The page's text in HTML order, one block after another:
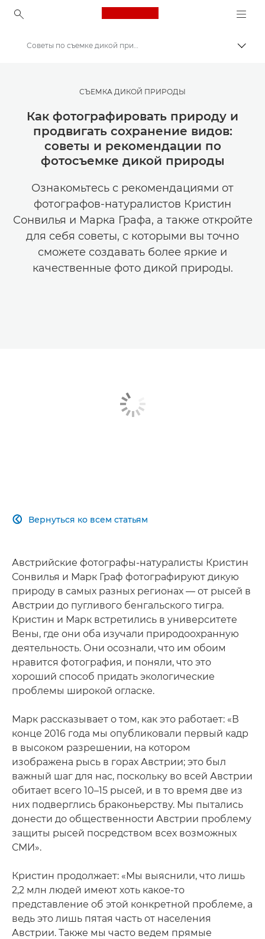
Canon Logo, back to
Мастерская творчества | Советы по фотографии и печати и руководства для покупателей
Советы и технические приемы по фотографии и печати
Советы по съемке дикой природы
СЪЕМКА ДИКОЙ ПРИРОДЫ
Как фотографировать природу и
продвигать сохранение видов:
советы и рекомендации по
фотосъемке дикой природы
Ознакомьтесь с рекомендациями от
фотографов-натуралистов Кристин
Сонвилья и Марка Графа, а также откройте
для себя советы, с которыми вы точно
сможете создавать более яркие и
качественные фото дикой природы.
Вернуться ко всем статьям

Австрийские фотографы-натуралисты Кристин
Сонвилья и Марк Граф фотографируют дикую
природу в самых разных регионах — от рысей в
Австрии до пугливого бенгальского тигра.
Кристин и Марк встретились в университете
Вены, где они оба изучали природоохранную
деятельность. Они осознали, что им обоим
нравится фотография, и поняли, что это
хороший способ придать экологические
проблемы широкой огласке.
Марк рассказывает о том, как это работает: «В
конце 2016 года мы опубликовали первый кадр
в высоком разрешении, на котором
изображена рысь в горах Австрии; это был
важный шаг для нас, поскольку во всей Австрии
обитает всего 10–15 рысей, и в то время две из
них подверглись браконьерству. Мы пытались
донести до общественности Австрии проблему
защиты рысей посредством всех возможных
СМИ».
Кристин продолжает: «Мы выяснили, что лишь
2,2 млн людей имеют хоть какое-то
представление об этой конкретной проблеме, а
ведь это лишь пятая часть от населения
Австрии. Также мы часто ведем прямые